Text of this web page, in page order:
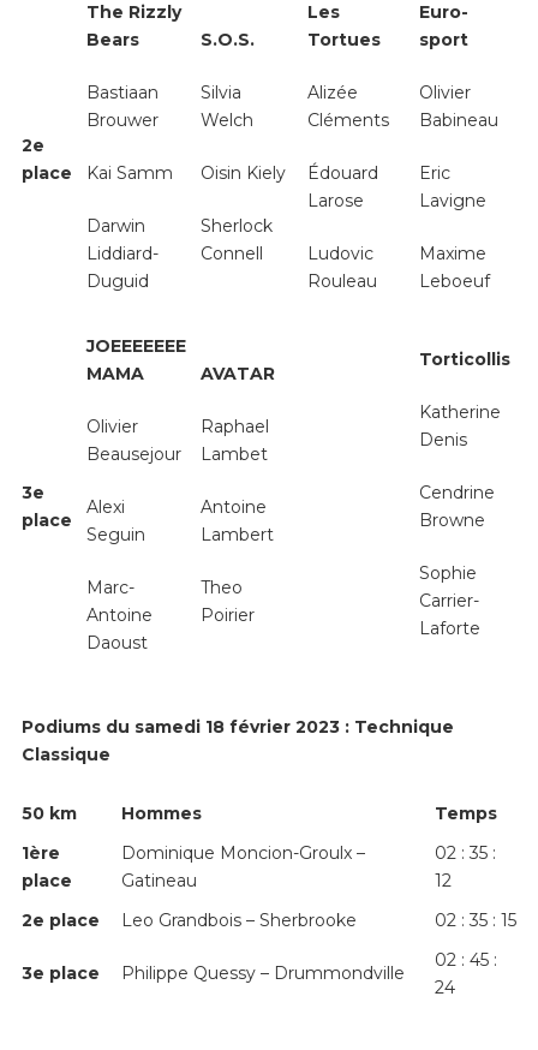
2e
place
The Rizzly
Bears
Bastiaan
Brouwer
Kai Samm
Darwin
Liddiard-
Duguid
S.O.S.
Silvia
Welch
Oisin Kiely
Sherlock
Connell
Les
Tortues
Alizée
Cléments
Édouard
Larose
Ludovic
Rouleau
Euro-
sport
Olivier
Babineau
Eric
Lavigne
Maxime
Leboeuf
3e
place
JOEEEEEEE
MAMA
Olivier
Beausejour
Alexi
Seguin
Marc-
Antoine
Daoust
AVATAR
Raphael
Lambet
Antoine
Lambert
Theo
Poirier
Torticollis
Katherine
Denis
Cendrine
Browne
Sophie
Carrier-
Laforte
Podiums du samedi 18 février 2023 : Technique
Classique
50 km Hommes
Temps
1ère
place
Dominique Moncion-Groulx –
Gatineau
02 : 35 :
12
2e place Leo Grandbois – Sherbrooke 02 : 35 : 15
3e place Philippe Quessy – Drummondville
02 : 45 :
24